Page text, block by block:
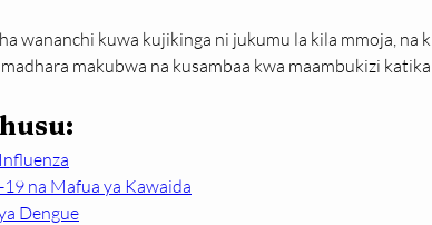
wananchi kuwa kujikinga ni jukumu la kila mmoja, na
makubwa na kusambaa kwa maambukizi
na Mafua ya Kawaida
Dengue